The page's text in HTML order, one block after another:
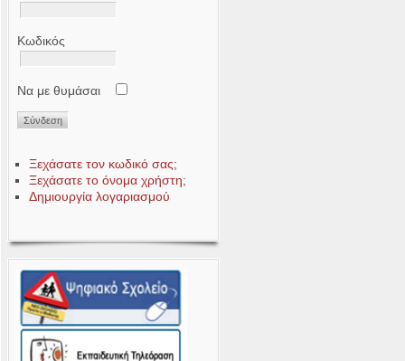
Κωδικός
Να με θυμάσαι
Ξεχάσατε τον κωδικό σας;
Ξεχάσατε το όνομα χρήστη;
Δημιουργία λογαριασμού